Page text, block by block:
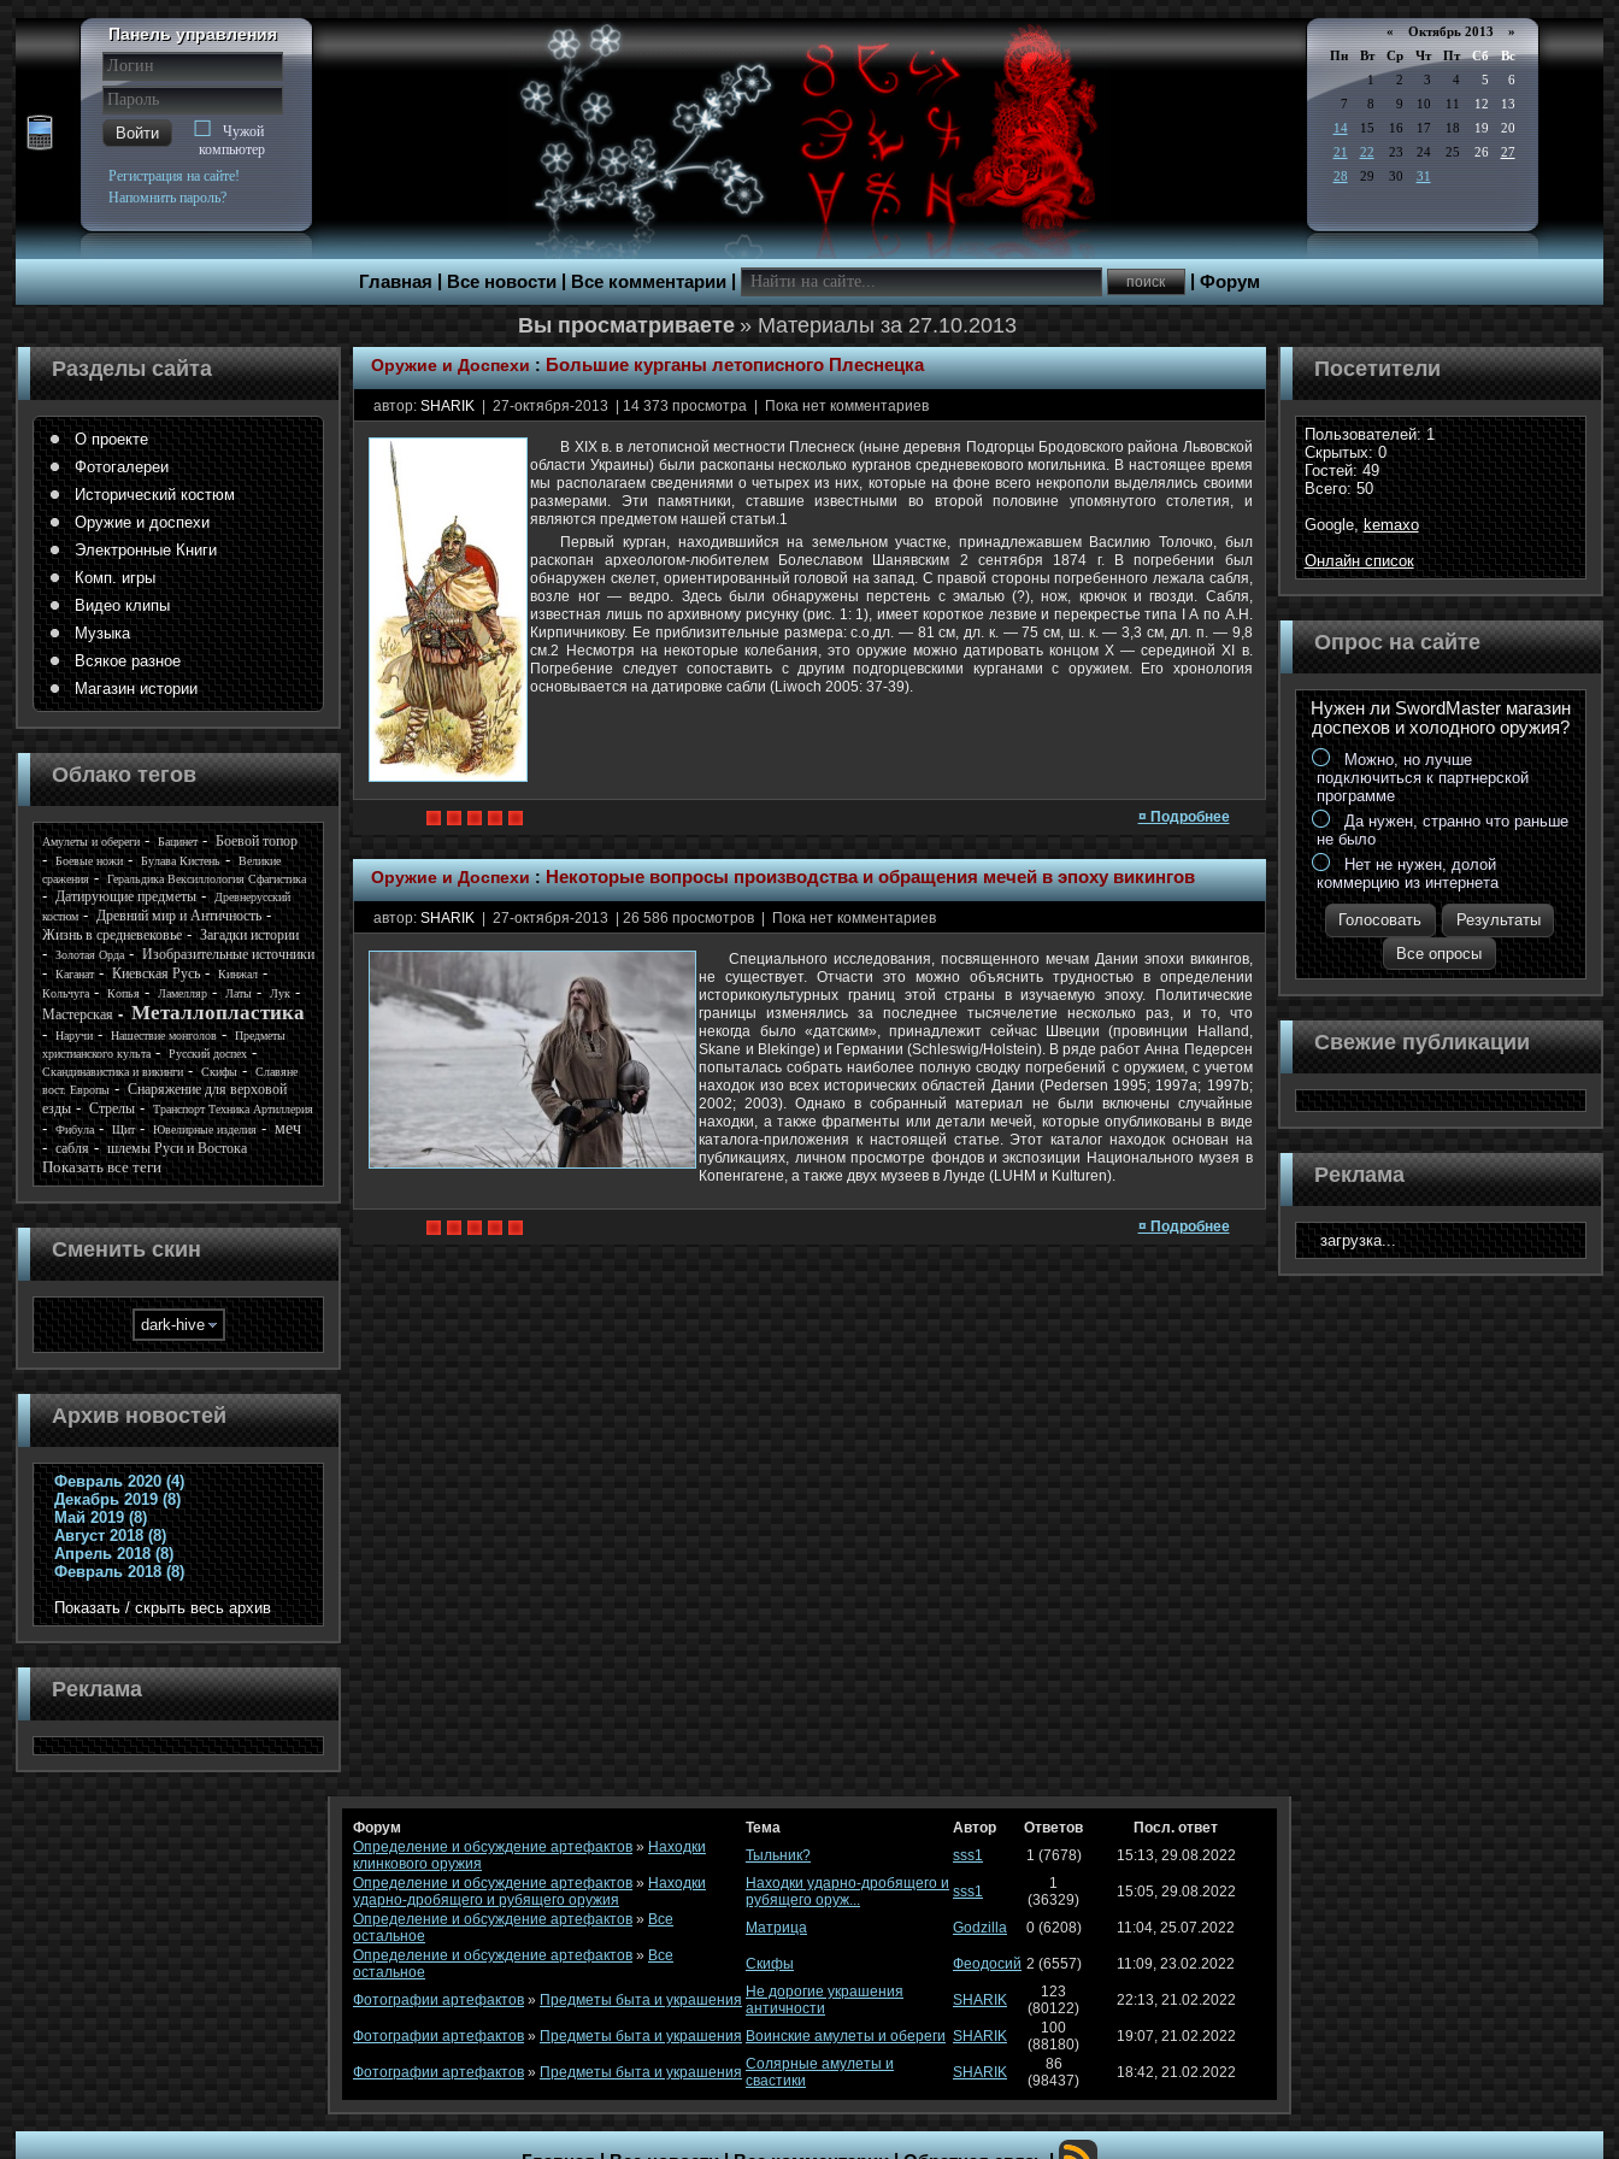
Панель управления
Войти
Чужой
компьютер
Регистрация на сайте!
Напомнить пароль?
«Октябрь 2013»
Пн
Вт Ср Чт Пт Сб
Вс
1
2 3 4 5
6
7
8 9 10 11 12
13
14
15 16 17 18 19
20
21
22 23 24 25 26
27
28
29 30 31
Главная|Все новости|Все комментарии| |Форум
» Материалы за 27.10.2013
Оружие и Доспехи: Большие курганы летописного Плеснецка
автор:SHARIK | 27-октября-2013 | 14 373 просмотра | Пока нет комментариев
В XIX в. в летописной местности Плеснеск (ныне деревня Подгорцы Бродовского района Львовской
области Украины) были раскопаны несколько курганов средневекового могильника. В настоящее время
мы располагаем сведениями о четырех из них, которые на фоне всего некрополи выделялись своими
размерами. Эти памятники, ставшие известными во второй половине упомянутого столетия, и
являются предметом нашей статьи.1
Первый курган, находившийся на земельном участке, принадлежавшем Василию Толочко, был
раскопан археологом-любителем Болеславом Шанявским 2 сентября 1874 г. В погребении был
обнаружен скелет, ориентированный головой на запад. С правой стороны погребенного лежала сабля,
возле ног — ведро. Здесь были обнаружены перстень с эмалью (?), нож, крючок и гвозди. Сабля,
известная лишь по архивному рисунку (рис. 1: 1), имеет короткое лезвие и перекрестье типа I А по А.Н.
Кирпичникову. Ее приблизительные размера: с.о.дл. — 81 см, дл. к. — 75 см, ш. к. — 3,3 см, дл. п. — 9,8
см.2 Несмотря на некоторые колебания, это оружие можно датировать концом X — серединой XI в.
Погребение следует сопоставить с другим подгорцевскими курганами с оружием. Его хронология
основывается на датировке сабли (Liwoch 2005: 37-39).
¤ Подробнее
Оружие и Доспехи: Некоторые вопросы производства и обращения мечей в эпоху викингов
автор:SHARIK | 27-октября-2013 | 26 586 просмотров | Пока нет комментариев
Специального исследования, посвященного мечам Дании эпохи викингов,
не существует. Отчасти это можно объяснить трудностью в определении
историкокультурных границ этой страны в изучаемую эпоху. Политические
границы изменялись за последнее тысячелетие несколько раз, и то, что
некогда было «датским», принадлежит сейчас Швеции (провинции Halland,
Skane и Blekinge) и Германии (Schleswig/Holstein). В ряде работ Анна Педерсен
попыталась собрать наиболее полную сводку погребений с оружием, с учетом
находок изо всех исторических областей Дании (Pedersen 1995; 1997a; 1997b;
2002; 2003). Однако в собранный материал не были включены случайные
находки, а также фрагменты или детали мечей, которые опубликованы в виде
каталога-приложения к настоящей статье. Этот каталог находок основан на
публикациях, личном просмотре фондов и экспозиции Национального музея в
Копенгагене, а также двух музеев в Лунде (LUHM и Kulturen).
¤ Подробнее
Разделы сайта
О проекте
Фотогалереи
Исторический костюм
Оружие и доспехи
Электронные Книги
Комп. игры
Видео клипы
Музыка
Всякое разное
Магазин истории
Облако тегов
Амулеты и обереги Бацинет Боевой топор
Боевые ножи Булава Кистень
Великие
сражения
Геральдика Вексиллология Сфагистика
Датирующие предметы
Древнерусский
костюм
Древний мир и Античность
Жизнь в средневековье
Загадки истории
Золотая Орда Изобразительные источники
Каганат Киевская Русь
Кинжал
Кольчуга
Копья Ламелляр Латы Лук
Мастерская Металлопластика
Наручи Нашествие монголов
Предметы
христианского культа
Русский доспех
Скандинавистика и викинги
Скифы
Славяне
вост. Европы
Снаряжение для верховой
езды
Стрелы
Транспорт Техника Артиллерия
Фибула
Щит Ювелирные изделия меч
сабля шлемы Руси и Востока
Показать все теги
Сменить скин
Архив новостей
Февраль 2020 (4)
Декабрь 2019 (8)
Май 2019 (8)
Август 2018 (8)
Апрель 2018 (8)
Февраль 2018 (8)
Показать / скрыть весь архив
Реклама
Посетители
Пользователей: 1
Скрытых: 0
Гостей: 49
Всего: 50
Google,kemaxo
Онлайн список
Опрос на сайте
Нужен ли SwordMaster магазин
доспехов и холодного оружия?
Можно, но лучше
подключиться к партнерской
программе
Да нужен, странно что раньше
не было
Нет не нужен, долой
коммерцию из интернета
Голосовать
Результаты
Все опросы
Свежие публикации
Реклама
загрузка...
Форум Тема Автор Ответов
Посл. ответ
Определение и обсуждение артефактов » Находки
клинкового оружия
Тыльник? sss1 1 (7678)
15:13, 29.08.2022
Определение и обсуждение артефактов » Находки
ударно-дробящего и рубящего оружия
Находки ударно-дробящего и
рубящего оруж...
sss1
1
(36329)
15:05, 29.08.2022
Определение и обсуждение артефактов » Все
остальное
Матрица Godzilla 0 (6208)
11:04, 25.07.2022
Определение и обсуждение артефактов » Все
остальное
Скифы Феодосий 2 (6557) 11:09, 23.02.2022
Фотографии артефактов » Предметы быта и украшения Не дорогие украшения
античности
SHARIK
123
(80122)
22:13, 21.02.2022
Фотографии артефактов » Предметы быта и украшения Воинские амулеты и обереги SHARIK
100
(88180)
19:07, 21.02.2022
Фотографии артефактов » Предметы быта и украшения Солярные амулеты и
свастики
SHARIK
86
(98437)
18:42, 21.02.2022